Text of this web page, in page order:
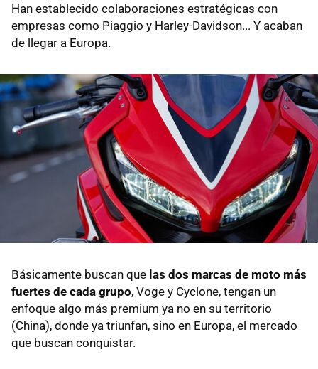
Han establecido colaboraciones estratégicas con
empresas como Piaggio y Harley-Davidson... Y acaban
de llegar a Europa.
Básicamente buscan que las dos marcas de moto más
fuertes de cada grupo, Voge y Cyclone, tengan un
enfoque algo más premium ya no en su territorio
(China), donde ya triunfan, sino en Europa, el mercado
que buscan conquistar.